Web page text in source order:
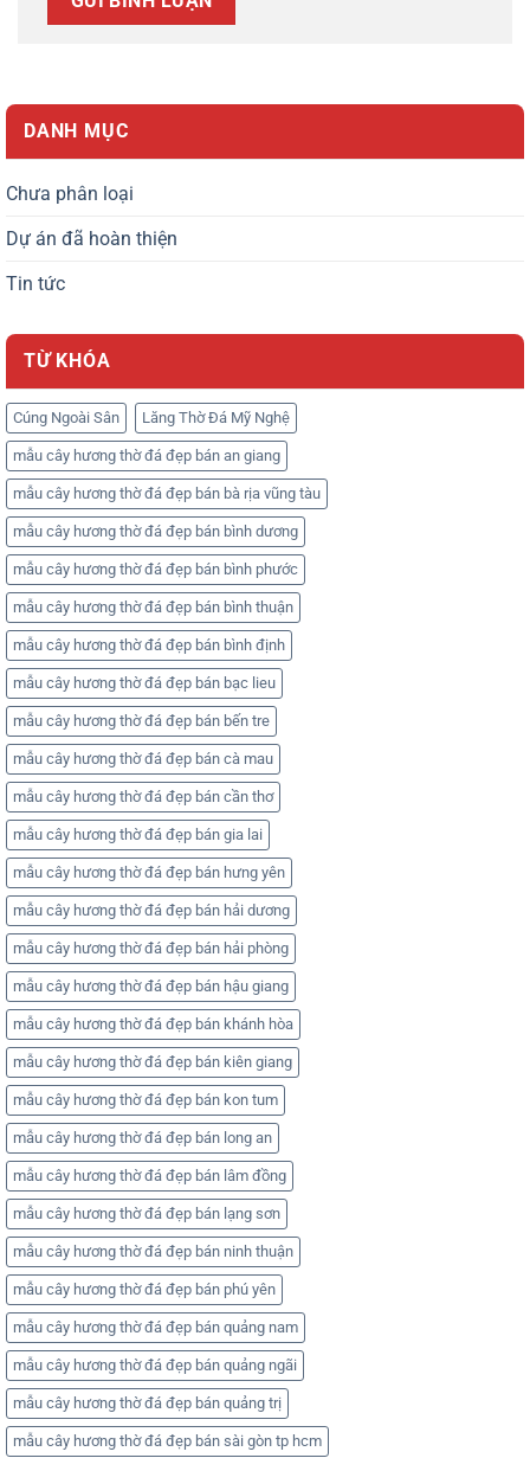
DANH MỤC
Chưa phân loại
Dự án đã hoàn thiện
Tin tức
TỪ KHÓA
Cúng Ngoài Sân Lăng Thờ Đá Mỹ Nghệ
mẫu cây hương thờ đá đẹp bán an giang
mẫu cây hương thờ đá đẹp bán bà rịa vũng tàu
mẫu cây hương thờ đá đẹp bán bình dương
mẫu cây hương thờ đá đẹp bán bình phước
mẫu cây hương thờ đá đẹp bán bình thuận
mẫu cây hương thờ đá đẹp bán bình định
mẫu cây hương thờ đá đẹp bán bạc lieu
mẫu cây hương thờ đá đẹp bán bến tre
mẫu cây hương thờ đá đẹp bán cà mau
mẫu cây hương thờ đá đẹp bán cần thơ
mẫu cây hương thờ đá đẹp bán gia lai
mẫu cây hương thờ đá đẹp bán hưng yên
mẫu cây hương thờ đá đẹp bán hải dương
mẫu cây hương thờ đá đẹp bán hải phòng
mẫu cây hương thờ đá đẹp bán hậu giang
mẫu cây hương thờ đá đẹp bán khánh hòa
mẫu cây hương thờ đá đẹp bán kiên giang
mẫu cây hương thờ đá đẹp bán kon tum
mẫu cây hương thờ đá đẹp bán long an
mẫu cây hương thờ đá đẹp bán lâm đồng
mẫu cây hương thờ đá đẹp bán lạng sơn
mẫu cây hương thờ đá đẹp bán ninh thuận
mẫu cây hương thờ đá đẹp bán phú yên
mẫu cây hương thờ đá đẹp bán quảng nam
mẫu cây hương thờ đá đẹp bán quảng ngãi
mẫu cây hương thờ đá đẹp bán quảng trị
mẫu cây hương thờ đá đẹp bán sài gòn tp hcm